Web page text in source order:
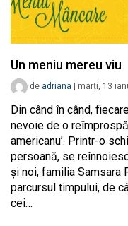
Un meniu mereu viu
de adriana marți, 13
Din când în când,
nevoie de o
americanu’. Printr-o
persoană, se
şi noi, familia Samsara
parcursul timpului, de
cei…